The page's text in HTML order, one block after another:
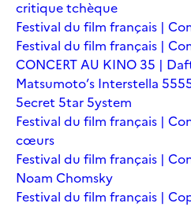
critique tchèque
Festival du film français |
Festival du film français |
CONCERT AU KINO 35 |
Matsumoto’s Interstella
5ecret 5tar 5ystem
Festival du film français |
cœurs
Festival du film français |
Noam Chomsky
Festival du film français |